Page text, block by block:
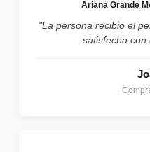
Ariana Grande
"La persona recibio el
satisfecha con